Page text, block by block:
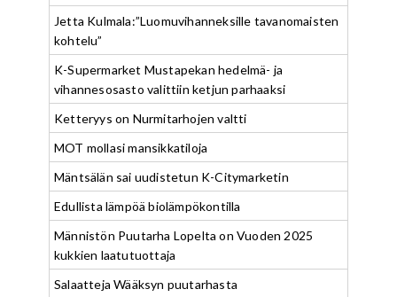
Jetta Kulmala:”Luomuvihanneksille tavanomaisten
kohtelu”
K-Supermarket Mustapekan hedelmä- ja
vihannesosasto valittiin ketjun parhaaksi
Ketteryys on Nurmitarhojen valtti
MOT mollasi mansikkatiloja
Mäntsälän sai uudistetun K-Citymarketin
Edullista lämpöä biolämpökontilla
Männistön Puutarha Lopelta on Vuoden 2025
kukkien laatutuottaja
Salaatteja Wääksyn puutarhasta